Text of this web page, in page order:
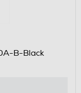
B-Black